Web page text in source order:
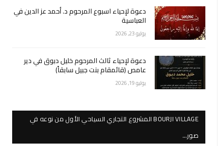
دعوة لإحياء اسبوع المرحوم د. أحمد عز الدين في
العباسية
يوليو 23, 2026
دعوة لإحياء ثالث المرحوم خليل دبوق في دير
عامص (قائمقام بنت جبيل سابقاً)
يوليو 19, 2026
BOURJI VILLAGE المشروع التجاري السياحي الأول من نوعه في
صور…